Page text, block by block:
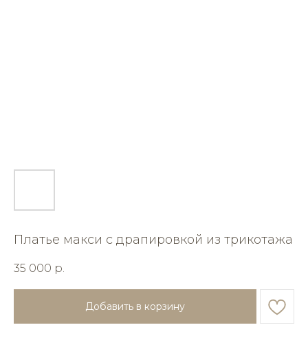
Платье макси с драпировкой из трикотажа
35 000 р.
Добавить в корзину